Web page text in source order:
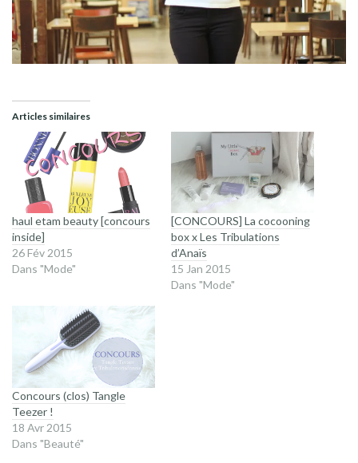
Articles similaires
haul etam beauty [concours
inside]
26 Fév 2015
Dans "Mode"
[CONCOURS] La cocooning
box x Les Tribulations
d’Anaïs
15 Jan 2015
Dans "Mode"
Concours (clos) Tangle
Teezer !
18 Avr 2015
Dans "Beauté"